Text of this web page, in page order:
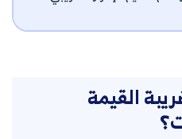
القيمة